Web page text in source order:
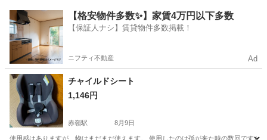
沖縄 浦添市 経塚駅 子供用品 バウンサー
【格安物件多数✨】家賃4万円以下多数
【保証人ナシ】賃貸物件多数掲載！
ニフティ不動産 Ad
チャイルドシート
1,146円
赤嶺駅 8月9日
使用感はありますが、物はまだまだ使えます。 使用したのは孫が来た時の数回ですが